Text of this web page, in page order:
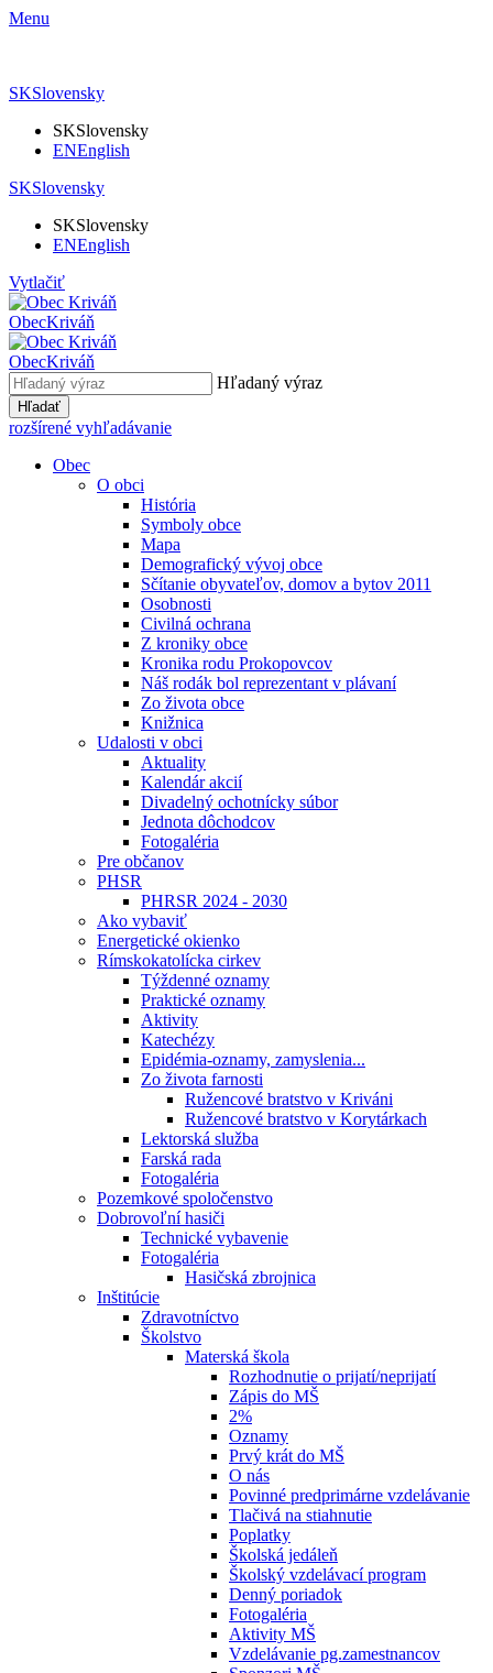
Menu
SKSlovensky
SKSlovensky
ENEnglish
SKSlovensky
SKSlovensky
ENEnglish
Vytlačiť
ObecKriváň
ObecKriváň
Hľadaný výraz
Hľadať
rozšírené vyhľadávanie
Obec
O obci
História
Symboly obce
Mapa
Demografický vývoj obce
Sčítanie obyvateľov, domov a bytov 2011
Osobnosti
Civilná ochrana
Z kroniky obce
Kronika rodu Prokopovcov
Náš rodák bol reprezentant v plávaní
Zo života obce
Knižnica
Udalosti v obci
Aktuality
Kalendár akcií
Divadelný ochotnícky súbor
Jednota dôchodcov
Fotogaléria
Pre občanov
PHSR
PHRSR 2024 - 2030
Ako vybaviť
Energetické okienko
Rímskokatolícka cirkev
Týždenné oznamy
Praktické oznamy
Aktivity
Katechézy
Epidémia-oznamy, zamyslenia...
Zo života farnosti
Ružencové bratstvo v Kriváni
Ružencové bratstvo v Korytárkach
Lektorská služba
Farská rada
Fotogaléria
Pozemkové spoločenstvo
Dobrovoľní hasiči
Technické vybavenie
Fotogaléria
Hasičská zbrojnica
Inštitúcie
Zdravotníctvo
Školstvo
Materská škola
Rozhodnutie o prijatí/neprijatí
Zápis do MŠ
2%
Oznamy
Prvý krát do MŠ
O nás
Povinné predprimárne vzdelávanie
Tlačivá na stiahnutie
Poplatky
Školská jedáleň
Školský vzdelávací program
Denný poriadok
Fotogaléria
Aktivity MŠ
Vzdelávanie pg.zamestnancov